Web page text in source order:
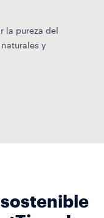
la pureza del
y